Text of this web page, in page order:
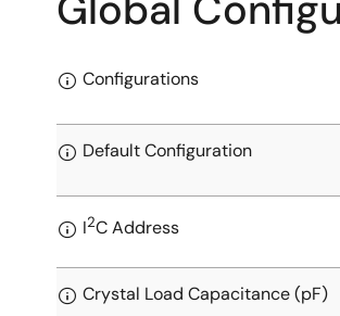
Configurations
Default Configuration
I2C Address
Crystal Load Capacitance (pF)